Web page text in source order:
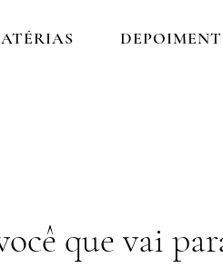
que vai